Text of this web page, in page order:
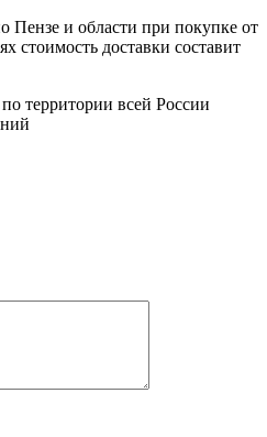
Пензе и области при покупке от
стоимость доставки составит
территории всей России